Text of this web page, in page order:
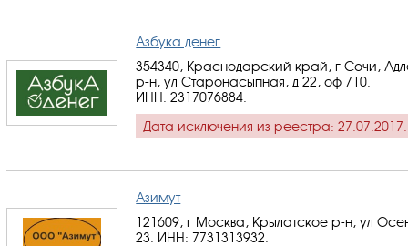
Азбука денег
354340, Краснодарский край, г Сочи,
р-н, ул Старонасыпная, д 22, оф 710.
ИНН: 2317076884
Дата исключения из реестра: 27.07.2017.
Азимут
121609, г Москва, Крылатское р-н, ул
23. ИНН: 7731313932